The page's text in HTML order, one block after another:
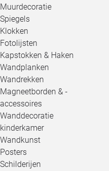
Muurdecoratie
Spiegels
Klokken
Fotolijsten
Kapstokken & Haken
Wandplanken
Wandrekken
Magneetborden & -
accessoires
Wanddecoratie
kinderkamer
Wandkunst
Posters
Schilderijen